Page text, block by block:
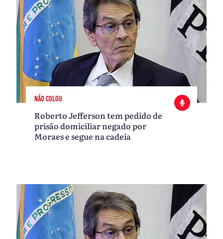
NÃO COLOU
Roberto Jefferson tem pedido de
prisão domiciliar negado por
Moraes e segue na cadeia